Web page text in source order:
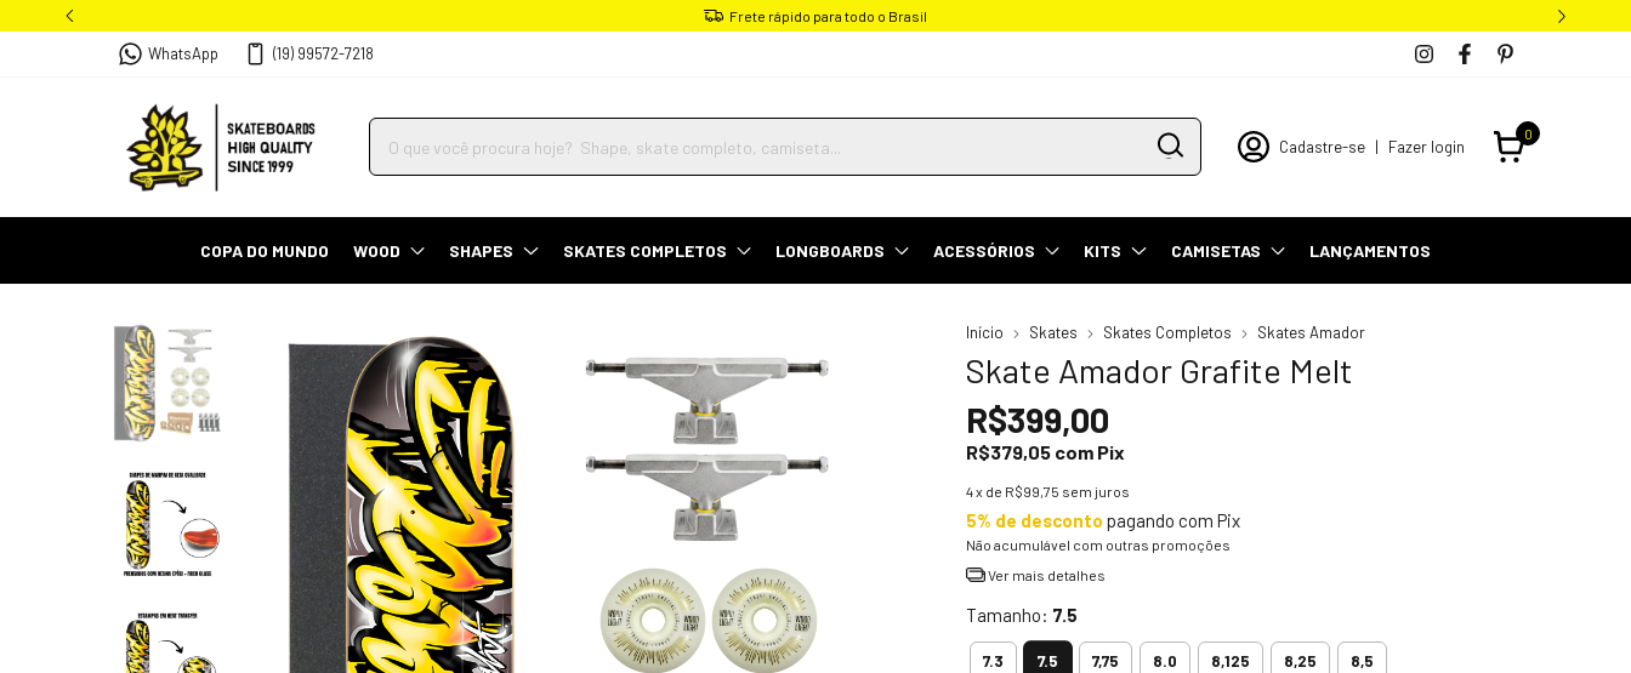
Frete rápido para todo o Brasil
WhatsApp (19) 99572-7218
Cadastre-se | Fazer login
0
COPA DO MUNDO WOOD SHAPES SKATES COMPLETOS LONGBOARDS ACESSÓRIOS KITS CAMISETAS LANÇAMENTOS
Início Skates Skates Completos Skates Amador
Skate Amador Grafite Melt
R$399,00
R$379,05 com Pix
4x de R$99,75 sem juros
5% de desconto pagando com Pix
Não acumulável com outras promoções
Ver mais detalhes
Tamanho: 7.5
7.3 7.5 7,75 8.0 8,125 8,25 8,5